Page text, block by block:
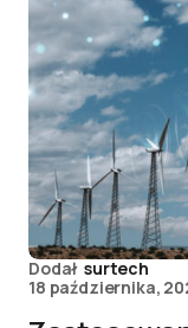
Dodał surtech
18 października,